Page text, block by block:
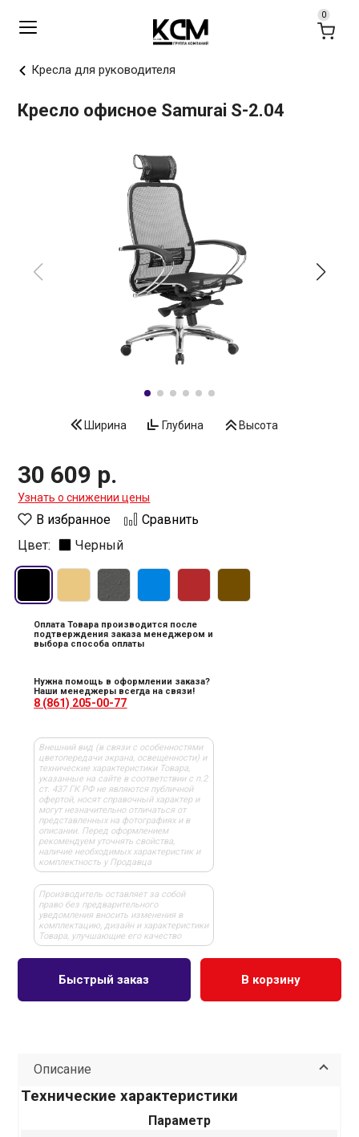
Кресла для руководителя
Кресло офисное Samurai S-2.04
Ширина Глубина Высота
30 609 р.
Узнать о снижении цены
В избранное
Сравнить
Цвет:
Черный
Оплата Товара производится после
подтверждения заказа менеджером и
выбора способа оплаты
Нужна помощь в оформлении заказа?
Наши менеджеры всегда на связи!
8 (861) 205-00-77
Внешний вид (в связи с особенностями
цветопередачи экрана, освещенности) и
технические характеристики Товара,
указанные на сайте в соответствии с п.2
ст. 437 ГК РФ не являются публичной
офертой, носят справочный характер и
могут незначительно отличаться от
представленных на фотографиях и в
описании. Перед оформлением
рекомендуем уточнять свойства,
наличие необходимых характеристик и
комплектность у Продавца
Производитель оставляет за собой
право без предварительного
уведомления вносить изменения в
комплектацию, дизайн и характеристики
Товара, улучшающие его качество
В корзину
Быстрый заказ
Описание
Технические характеристики
Параметр